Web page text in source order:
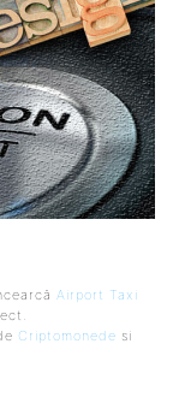
Airport Taxi
Criptomonede si